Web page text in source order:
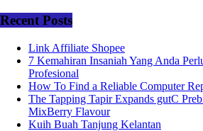
Recent Posts
Link Affiliate Shopee
7 Kemahiran Insaniah Yang Anda
Profesional
How To Find a Reliable Computer
The Tapping Tapir Expands gutC
MixBerry Flavour
Kuih Buah Tanjung Kelantan